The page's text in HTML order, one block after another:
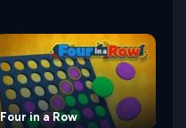
Four in a Row